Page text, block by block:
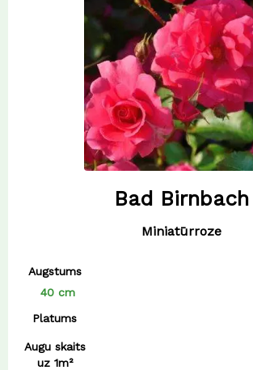
9 cm
Bad Birnbach
Miniatūrroze
Augstums
40 cm
Platums
Augu skaits
uz 1m²